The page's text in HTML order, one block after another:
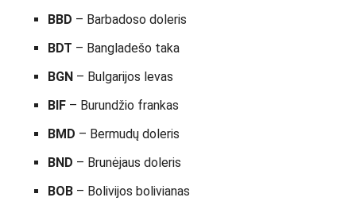
BBD – Barbadoso doleris
BDT – Bangladešo taka
BGN – Bulgarijos levas
BIF – Burundžio frankas
BMD – Bermudų doleris
BND – Brunėjaus doleris
BOB – Bolivijos bolivianas